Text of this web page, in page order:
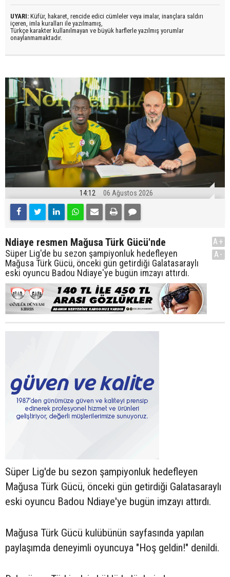
UYARI: Küfür, hakaret, rencide edici cümleler veya imalar, inançlara saldırı
içeren, imla kuralları ile yazılmamış,
Türkçe karakter kullanılmayan ve büyük harflerle yazılmış yorumlar
onaylanmamaktadır.
14:12 06 Ağustos 2026
Ndiaye resmen Mağusa Türk Gücü'nde
Süper Lig'de bu sezon şampiyonluk hedefleyen
Mağusa Türk Gücü, önceki gün getirdiği Galatasaraylı
eski oyuncu Badou Ndiaye'ye bugün imzayı attırdı.
A+
A-
Süper Lig'de bu sezon şampiyonluk hedefleyen
Mağusa Türk Gücü, önceki gün getirdiği Galatasaraylı
eski oyuncu Badou Ndiaye'ye bugün imzayı attırdı.
Mağusa Türk Gücü kulübünün sayfasında yapılan
paylaşımda deneyimli oyuncuya "Hoş geldin!" denildi.